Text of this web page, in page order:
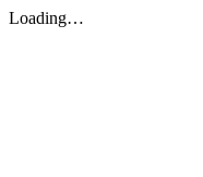
Loading…